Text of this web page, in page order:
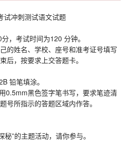
冲刺测试语文试题
考试时间为120 分钟。
姓名、学校、座号和准考证号填写
后，按要求上交答题卡。
铅笔填涂。
黑色签字笔书写，要求笔迹清
号所指示的答题区域内作答。
”的主题活动，请你参与。